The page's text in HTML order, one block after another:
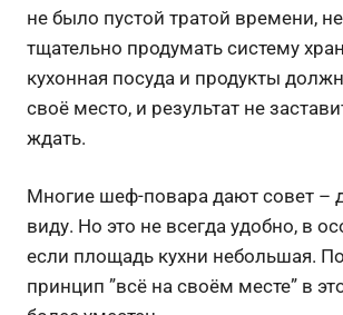
не было пустой тратой времени,
тщательно продумать систему
кухонная посуда и продукты
своё место, и результат не
ждать.
Многие шеф-повара дают совет –
виду. Но это не всегда удобно, в
если площадь кухни небольшая.
принцип ”всё на своём месте” в